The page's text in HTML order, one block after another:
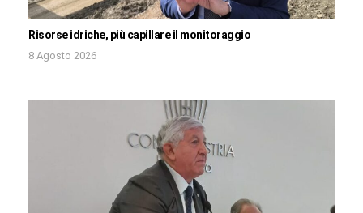
Risorse idriche, più capillare il monitoraggio
8 Agosto 2026